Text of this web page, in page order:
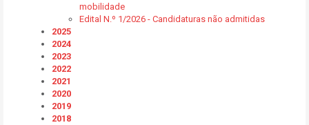
mobilidade
Edital N.º 1/2026 - Candidaturas não admitidas
2025
2024
2023
2022
2021
2020
2019
2018